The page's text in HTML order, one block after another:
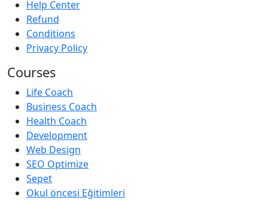
Help Center
Refund
Conditions
Privacy Policy
Courses
Life Coach
Business Coach
Health Coach
Development
Web Design
SEO Optimize
Sepet
Okul öncesi Eğitimleri